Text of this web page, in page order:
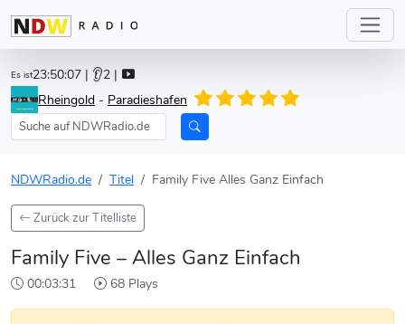
Es ist23:50:07 | 👂2 |
Rheingold - Paradieshafen
NDWRadio.de Titel Family Five Alles Ganz Einfach
Zurück zur Titelliste
Family Five – Alles Ganz Einfach
00:03:31 68 Plays